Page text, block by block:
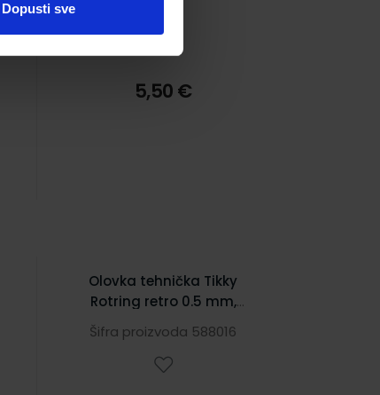
Dopusti sve
5,50 €
Olovka tehnička Tikky
Rotring retro 0.5 mm,
Šifra proizvoda 588016